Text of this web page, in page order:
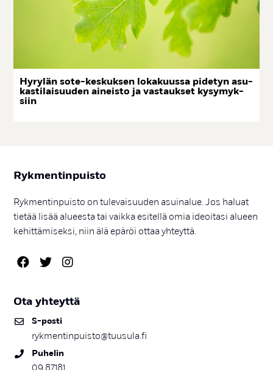
Hy­ry­län so­te-kes­kuk­sen lo­ka­kuus­sa pi­de­tyn asu­
kas­ti­lai­suu­den ai­neis­to ja vas­tauk­set ky­sy­myk­
siin
Ryk­men­tin­puis­to
Rykmentinpuisto on tulevaisuuden asuinalue. Jos haluat
tietää lisää alueesta tai vaikka esitellä omia ideoitasi alueen
kehittämiseksi, niin älä epäröi ottaa yhteyttä.
Ota yh­teyt­tä
S-pos­ti
rykmentinpuisto@tuusula.fi
Pu­he­lin
09 87181